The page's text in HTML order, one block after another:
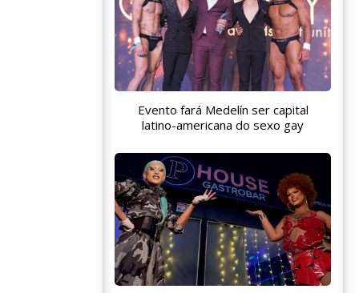
Evento fará Medelín ser capital
latino-americana do sexo gay